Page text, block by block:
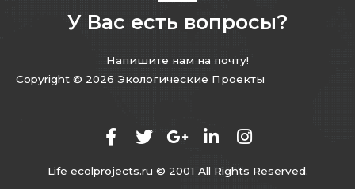
У Вас есть вопросы?
Напишите нам на почту!
Copyright © 2026 Экологические Проекты
Life ecolprojects.ru © 2001 All Rights Reserved.